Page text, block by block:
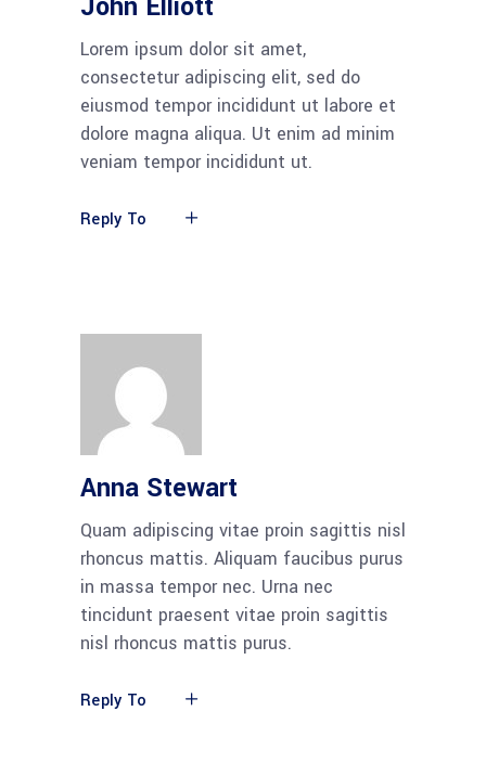
John Elliott
Lorem ipsum dolor sit amet,
consectetur adipiscing elit, sed do
eiusmod tempor incididunt ut labore et
dolore magna aliqua. Ut enim ad minim
veniam tempor incididunt ut.
Reply To
Anna Stewart
Quam adipiscing vitae proin sagittis nisl
rhoncus mattis. Aliquam faucibus purus
in massa tempor nec. Urna nec
tincidunt praesent vitae proin sagittis
nisl rhoncus mattis purus.
Reply To